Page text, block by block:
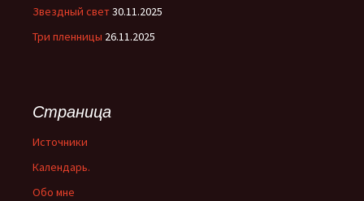
Звездный свет30.11.2025
Три пленницы 26.11.2025
Страница
Источники
Календарь.
Обо мне